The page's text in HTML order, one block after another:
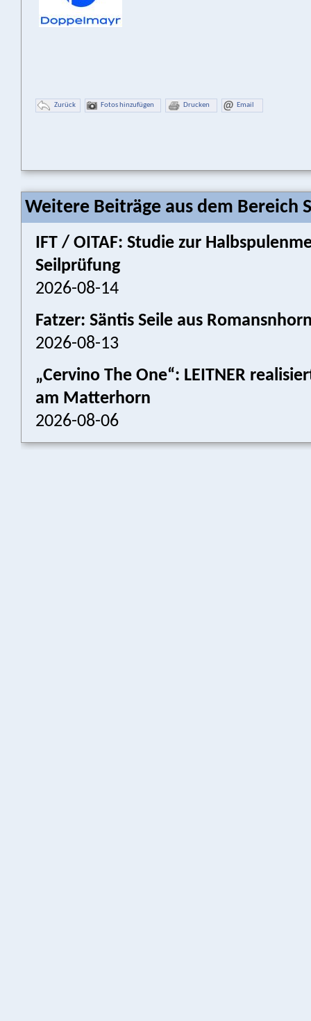
Zurück Fotos hinzufügen Drucken Email
Weitere Beiträge aus dem Bereich
IFT / OITAF: Studie zur
Seilprüfung
2026-08-14
Fatzer: Säntis Seile aus
2026-08-13
„Cervino The One“: LEITNER
am Matterhorn
2026-08-06